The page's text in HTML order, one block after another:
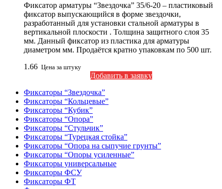
Фиксатор арматуры “Звездочка” 35/6-20 – пластиковый
фиксатор выпускающийся в форме звездочки,
разработанный для установки стальной арматуры в
вертикальной плоскости . Толщина защитного слоя 35
мм. Данный фиксатор из пластика для арматуры
диаметром мм. Продаётся кратно упаковкам по 500 шт.
1.66 Цена за штуку
Добавить в заявку
Фиксаторы “Звездочка”
Фиксаторы “Кольцевые”
Фиксаторы “Кубик”
Фиксаторы “Опора”
Фиксаторы “Стульчик”
Фиксаторы “Турецкая стойка”
Фиксаторы “Опора на сыпучие грунты”
Фиксаторы “Опоры усиленные”
Фиксаторы универсальные
Фиксаторы ФСУ
Фиксаторы ФТ